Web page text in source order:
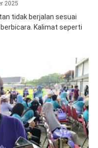
2025
tidak berjalan sesuai
Kalimat seperti